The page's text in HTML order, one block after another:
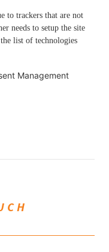
to trackers that are not
needs to setup the site
list of technologies
Management